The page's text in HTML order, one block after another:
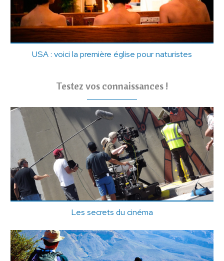
USA : voici la première église pour naturistes
Testez vos connaissances !
Les secrets du cinéma